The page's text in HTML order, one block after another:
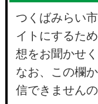
つくばみらい
イトにするた
想をお聞かせく
なお、この欄
信できません